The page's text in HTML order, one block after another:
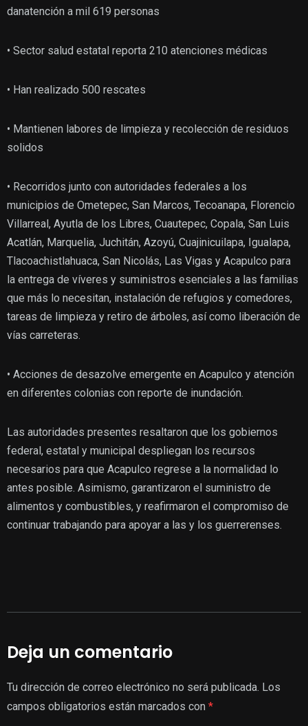
danatención a mil 619 personas
• Sector salud estatal reporta 210 atenciones médicas
• Han realizado 500 rescates
• Mantienen labores de limpieza y recolección de residuos
solidos
• Recorridos junto con autoridades federales a los
municipios de Ometepec, San Marcos, Tecoanapa, Florencio
Villarreal, Ayutla de los Libres, Cuautepec, Copala, San Luis
Acatlán, Marquelia, Juchitán, Azoyú, Cuajinicuilapa, Igualapa,
Tlacoachistlahuaca, San Nicolás, Las Vigas y Acapulco para
la entrega de víveres y suministros esenciales a las familias
que más lo necesitan, instalación de refugios y comedores,
tareas de limpieza y retiro de árboles, así como liberación de
vías carreteras.
• Acciones de desazolve emergente en Acapulco y atención
en diferentes colonias con reporte de inundación.
Las autoridades presentes resaltaron que los gobiernos
federal, estatal y municipal despliegan los recursos
necesarios para que Acapulco regrese a la normalidad lo
antes posible. Asimismo, garantizaron el suministro de
alimentos y combustibles, y reafirmaron el compromiso de
continuar trabajando para apoyar a las y los guerrerenses.
Deja un comentario
Tu dirección de correo electrónico no será publicada. Los
campos obligatorios están marcados con *